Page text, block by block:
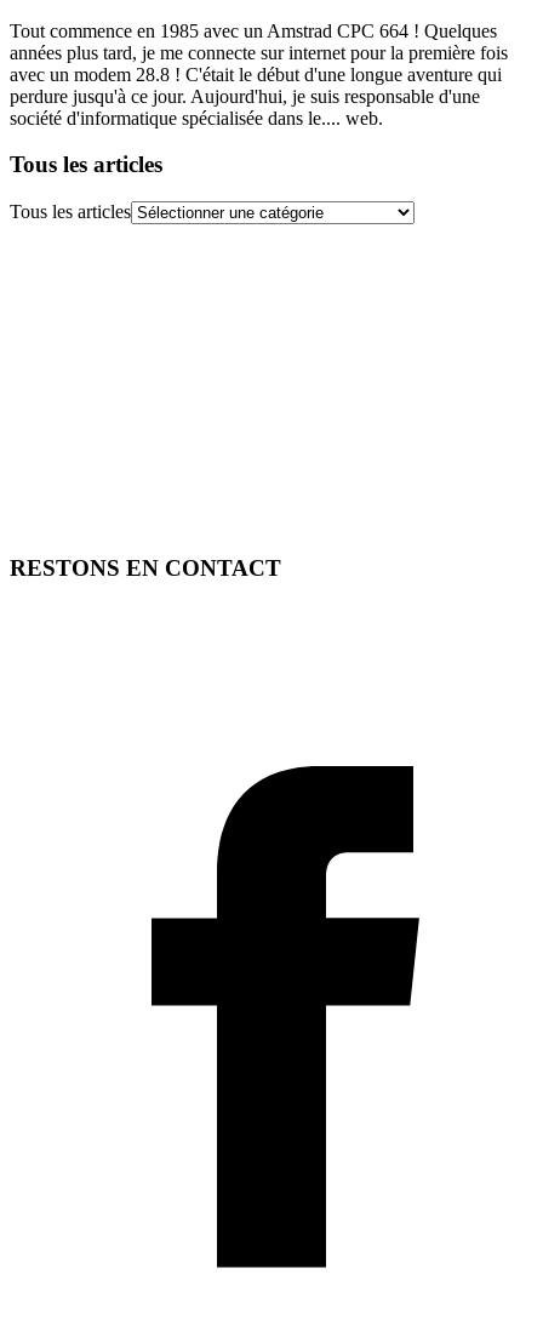
Tout commence en 1985 avec un Amstrad CPC 664 ! Quelques
années plus tard, je me connecte sur internet pour la première fois
avec un modem 28.8 ! C'était le début d'une longue aventure qui
perdure jusqu'à ce jour. Aujourd'hui, je suis responsable d'une
société d'informatique spécialisée dans le.... web.
Tous les articles
Tous les articles
RESTONS EN CONTACT